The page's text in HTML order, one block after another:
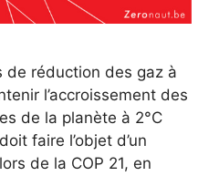
de réduction des gaz à
l’accroissement des
de la planète à 2°C
faire l’objet d’un
de la COP 21, en